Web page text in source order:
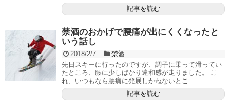
記事を読む
禁酒のおかげで腰痛が出にくくなったと
いう話し
2018/2/7
禁酒
先日スキーに行ったのですが、調子に乗って滑ってい
たところ、腰に少しばかり違和感が走りました。 こ
れ、いつもなら腰痛に発展しかねないとこ...
記事を読む